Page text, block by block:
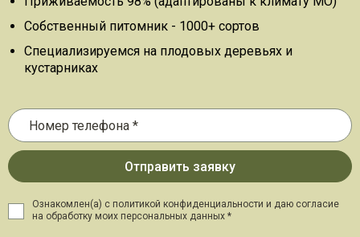
Собственный питомник - 1000+ сортов
Специализируемся на плодовых деревьях и
кустарниках
Ознакомлен(а) с политикой конфиденциальности и даю согласие
на обработку моих персональных данных *